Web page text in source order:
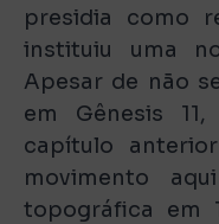
presidia como
instituiu uma
Apesar de não
em Gênesis
capítulo
movimento
topográfica em